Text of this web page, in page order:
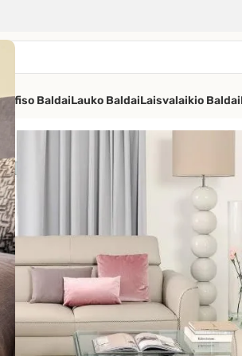
Ofiso BaldaiLauko BaldaiLaisvalaikio Baldai